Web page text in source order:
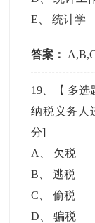
E 、统计学
答案：
19 、【 多选
纳税义务人
分]
A
欠税
B 、逃税
C 、偷税
D 、骗税